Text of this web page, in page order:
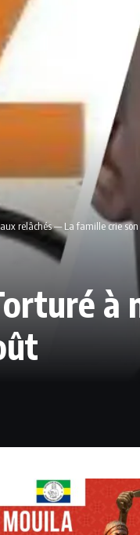
relâchés — La famille crie